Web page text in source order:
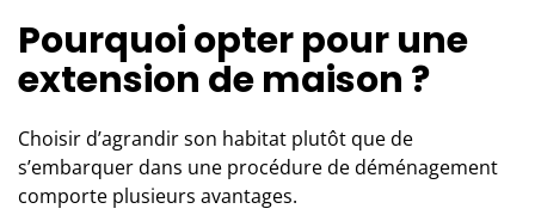
Pourquoi opter pour une
extension de maison ?
Choisir d’agrandir son habitat plutôt que de
s’embarquer dans une procédure de déménagement
comporte plusieurs avantages.